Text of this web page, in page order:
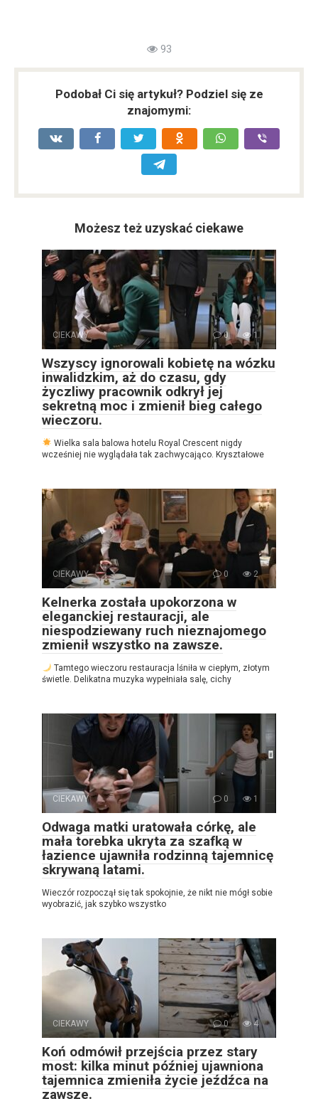
93
Podobał Ci się artykuł? Podziel się ze
znajomymi:
Możesz też uzyskać ciekawe
CIEKAWY 0 1
Wszyscy ignorowali kobietę na wózku
inwalidzkim, aż do czasu, gdy
życzliwy pracownik odkrył jej
sekretną moc i zmienił bieg całego
wieczoru.
Wielka sala balowa hotelu Royal Crescent nigdy
wcześniej nie wyglądała tak zachwycająco. Kryształowe
CIEKAWY 0 2
Kelnerka została upokorzona w
eleganckiej restauracji, ale
niespodziewany ruch nieznajomego
zmienił wszystko na zawsze.
Tamtego wieczoru restauracja lśniła w ciepłym, złotym
świetle. Delikatna muzyka wypełniała salę, cichy
CIEKAWY 0 1
Odwaga matki uratowała córkę, ale
mała torebka ukryta za szafką w
łazience ujawniła rodzinną tajemnicę
skrywaną latami.
Wieczór rozpoczął się tak spokojnie, że nikt nie mógł sobie
wyobrazić, jak szybko wszystko
CIEKAWY 0 4
Koń odmówił przejścia przez stary
most: kilka minut później ujawniona
tajemnica zmieniła życie jeźdźca na
zawsze.